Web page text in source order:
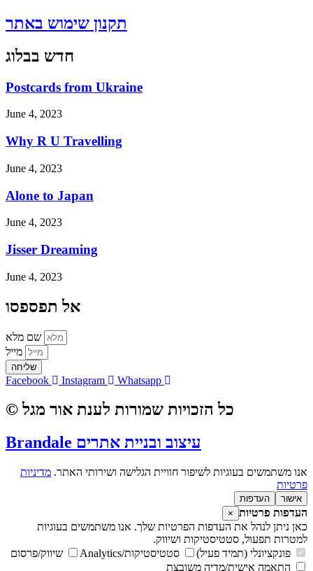
תקנון שימוש באתר
חדש בבלוג
Postcards from Ukraine
June 4, 2023
Why R U Travelling
June 4, 2023
Alone to Japan
June 4, 2023
Jisser Dreaming
June 4, 2023
אל תפספסו
שליחה
Facebook Instagram Whatsapp
© כל הזכויות שמורות לענת אור מגל
Brandale עיצוב ובניית אתרים
אנו משתמשים בעוגיות לשיפור חוויית הגלישה ושירותי האתר. מדיניות
פרטיות
אישור העדפות
העדפות פרטיות ×
כאן ניתן לנהל את העדפות הפרטיות שלך. אנו משתמשים בעוגיות
למטרות תפעול, סטטיסטיקות ושיווק.
פונקציונלי (תמיד פעיל)
סטטיסטיקות/Analytics
שיווק/פרסום
התאמה אישית/מדיה משובצת